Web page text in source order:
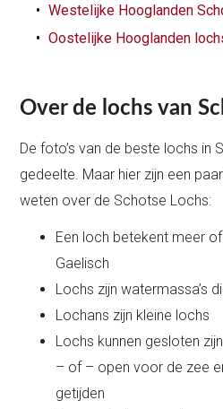
Westelijke Hooglanden
Oostelijke Hooglanden
Over de lochs van
De foto’s van de beste lochs in
gedeelte. Maar hier zijn een
weten over de Schotse Lochs:
Een loch betekent meer
Gaelisch
Lochs zijn watermassa’s
Lochans zijn kleine lochs
Lochs kunnen gesloten
– of – open voor de zee
getijden